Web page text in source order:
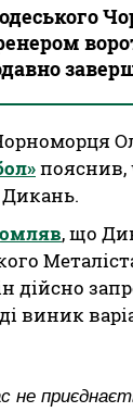
пояснив,
Дикань.
, що
дійсно
виник
не